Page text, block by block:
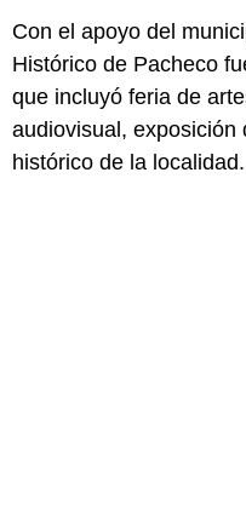
Con el apoyo del
Histórico de Pacheco
que incluyó feria de
audiovisual, exposición
histórico de la localidad.